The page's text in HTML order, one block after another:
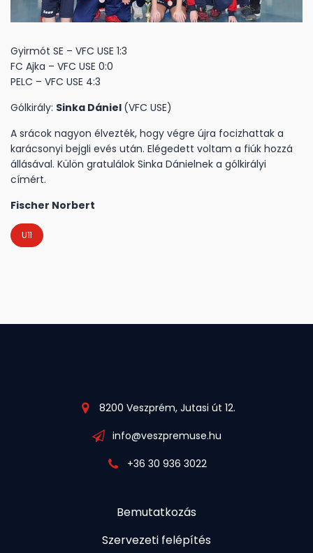
Gyirmót SE – VFC USE 1:3
FC Ajka – VFC USE 0:0
PELC – VFC USE 4:3
Gólkirály: Sinka Dániel (VFC USE)
A srácok nagyon élvezték, hogy végre újra focizhattak a
karácsonyi bejgli evés után. Elégedett voltam a fiúk hozzá
állásával. Külön gratulálok Sinka Dánielnek a gólkirályi
címért.
Fischer Norbert
U11
8200 Veszprém, Jutasi út 12.
info@veszpremuse.hu
+36 30 936 3022
Bemutatkozás
Szervezeti felépítés